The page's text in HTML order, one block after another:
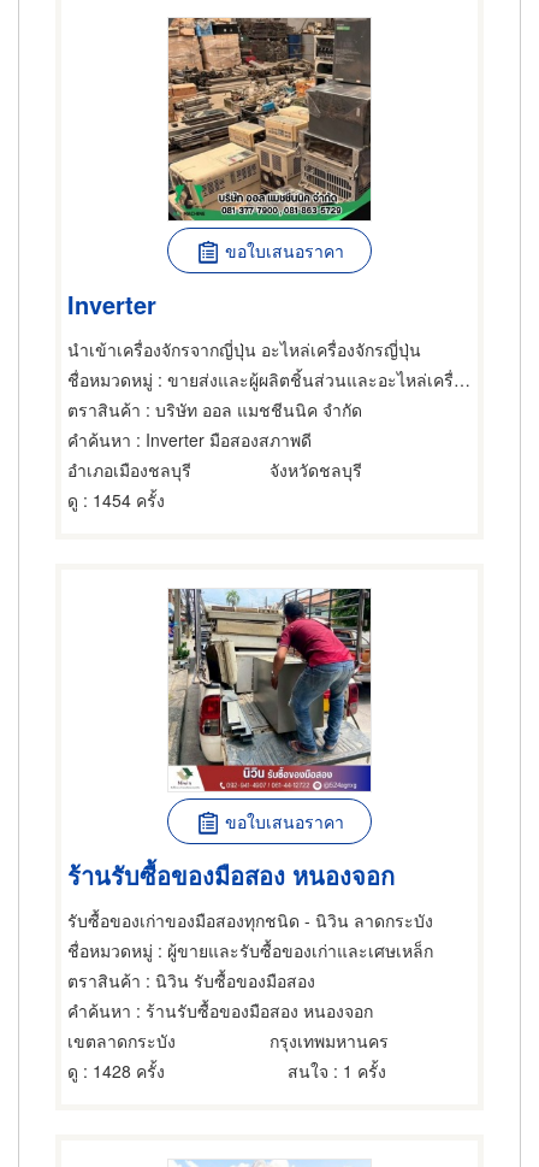
ขอใบเสนอราคา
Inverter
นำเข้าเครื่องจักรจากญี่ปุ่น อะไหล่เครื่องจักรญี่ปุ่น
ชื่อหมวดหมู่ : ขายส่งและผู้ผลิตชิ้นส่วนและอะไหล่เครื่องจักรกล,บริการนำเข้าสินค้า,ของมือสองใช้แล้ว
ตราสินค้า : บริษัท ออล แมชชีนนิค จำกัด
คำค้นหา : Inverter มือสองสภาพดี
อำเภอเมืองชลบุรี
จังหวัดชลบุรี
ดู : 1454 ครั้ง
ขอใบเสนอราคา
ร้านรับซื้อของมือสอง หนองจอก
รับซื้อของเก่าของมือสองทุกชนิด - นิวิน ลาดกระบัง
ชื่อหมวดหมู่ : ผู้ขายและรับซื้อของเก่าและเศษเหล็ก
ตราสินค้า : นิวิน รับซื้อของมือสอง
คำค้นหา : ร้านรับซื้อของมือสอง หนองจอก
เขตลาดกระบัง
กรุงเทพมหานคร
ดู : 1428 ครั้ง สนใจ : 1 ครั้ง